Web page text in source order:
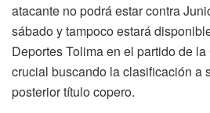
atacante no podrá estar contra
sábado y tampoco estará
Deportes Tolima en el partido de
crucial buscando la clasificación a
posterior título copero.